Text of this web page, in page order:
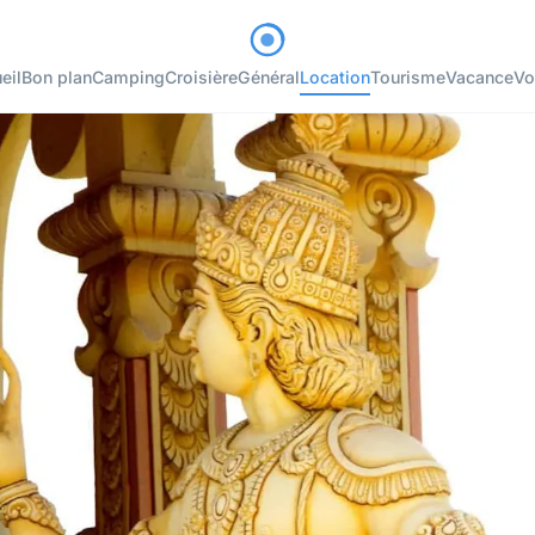
Bon planCampingCroisièreGénéralLocationTourismeVacance